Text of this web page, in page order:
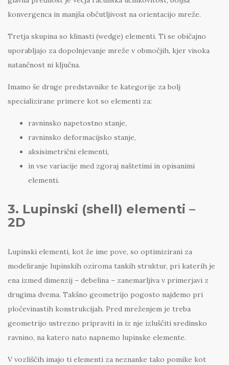
konvergenca in manjša občutljivost na orientacijo mreže.
Tretja skupina so klinasti (wedge) elementi. Ti se običajno
uporabljajo za dopolnjevanje mreže v območjih, kjer visoka
natančnost ni ključna.
Imamo še druge predstavnike te kategorije za bolj
specializirane primere kot so elementi za:
ravninsko napetostno stanje,
ravninsko deformacijsko stanje,
aksisimetrični elementi,
in vse variacije med zgoraj naštetimi in opisanimi
elementi.
3. Lupinski (shell) elementi –
2D
Lupinski elementi, kot že ime pove, so optimizirani za
modeliranje lupinskih oziroma tankih struktur, pri katerih je
ena izmed dimenzij – debelina – zanemarljiva v primerjavi z
drugima dvema. Takšno geometrijo pogosto najdemo pri
pločevinastih konstrukcijah. Pred mreženjem je treba
geometrijo ustrezno pripraviti in iz nje izluščiti sredinsko
ravnino, na katero nato napnemo lupinske elemente.
V vozliščih imajo ti elementi za neznanke tako pomike kot